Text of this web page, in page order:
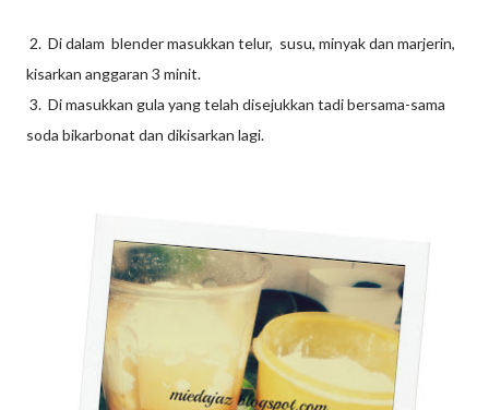
2. Di dalam blender masukkan telur, susu, minyak dan marjerin,
kisarkan anggaran 3 minit.
3. Di masukkan gula yang telah disejukkan tadi bersama-sama
soda bikarbonat dan dikisarkan lagi.